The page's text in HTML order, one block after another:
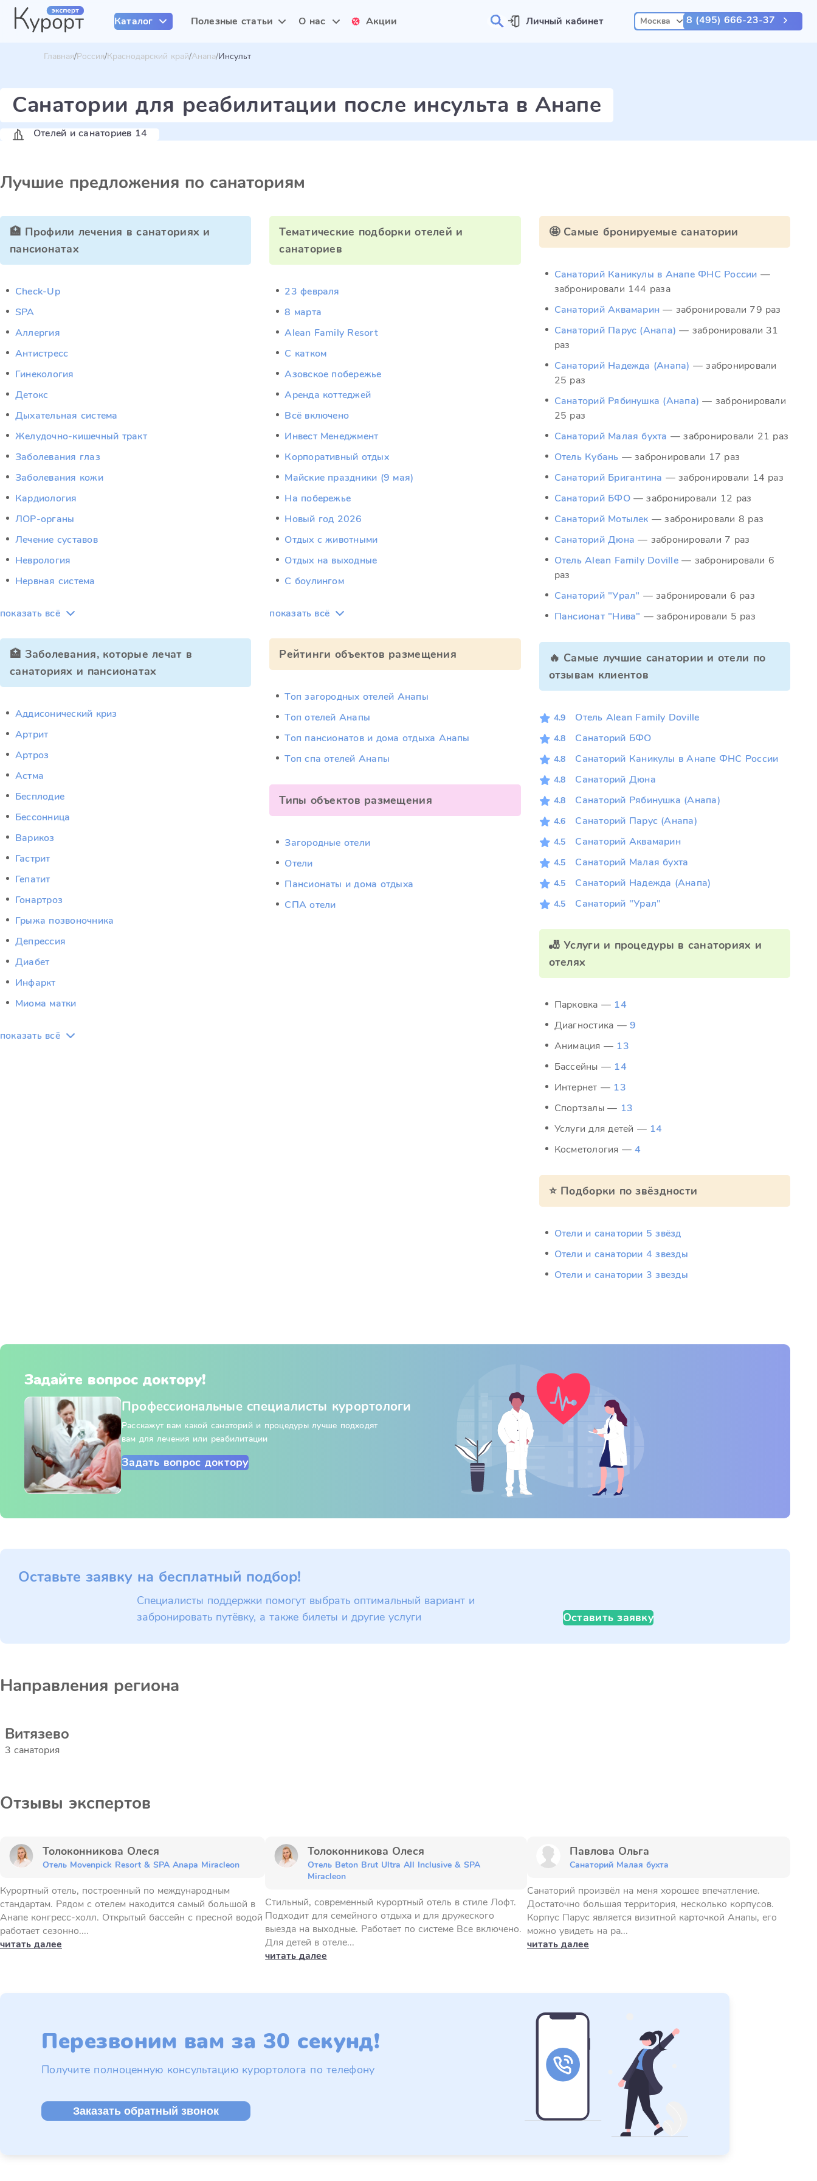
Каталог Полезные статьи О нас Акции Личный кабинет Москва 8 (495) 666-23-37
Главная Россия Краснодарский край Анапа Инсульт
Санатории для реабилитации после инсульта в Анапе
Отелей и санаториев 14
Лучшие предложения по санаториям
🏥 Профили лечения в санаториях и
пансионатах
Check-Up
SPA
Аллергия
Антистресс
Гинекология
Детокс
Дыхательная система
Желудочно-кишечный тракт
Заболевания глаз
Заболевания кожи
Кардиология
ЛОР-органы
Лечение суставов
Неврология
Нервная система
показать всё
🏥 Заболевания, которые лечат в
санаториях и пансионатах
Аддисонический криз
Артрит
Артроз
Астма
Бесплодие
Бессонница
Варикоз
Гастрит
Гепатит
Гонартроз
Грыжа позвоночника
Депрессия
Диабет
Инфаркт
Миома матки
показать всё
Тематические подборки отелей и
санаториев
23 февраля
8 марта
Alean Family Resort
C катком
Азовское побережье
Аренда коттеджей
Всё включено
Инвест Менеджмент
Корпоративный отдых
Майские праздники (9 мая)
На побережье
Новый год 2026
Отдых c животными
Отдых на выходные
С боулингом
показать всё
Рейтинги объектов размещения
Топ загородных отелей Анапы
Топ отелей Анапы
Топ пансионатов и дома отдыха Анапы
Топ спа отелей Анапы
Типы объектов размещения
Загородные отели
Отели
Пансионаты и дома отдыха
СПА отели
🤩 Самые бронируемые санатории
Санаторий Каникулы в Анапе ФНС России —
забронировали 144 раза
Санаторий Аквамарин — забронировали 79 раз
Санаторий Парус (Анапа) — забронировали 31
раз
Санаторий Надежда (Анапа) — забронировали
25 раз
Санаторий Рябинушка (Анапа) — забронировали
25 раз
Санаторий Малая бухта — забронировали 21 раз
Отель Кубань — забронировали 17 раз
Санаторий Бригантина — забронировали 14 раз
Санаторий БФО — забронировали 12 раз
Санаторий Мотылек — забронировали 8 раз
Санаторий Дюна — забронировали 7 раз
Отель Alean Family Doville — забронировали 6
раз
Санаторий "Урал" — забронировали 6 раз
Пансионат "Нива" — забронировали 5 раз
🔥 Самые лучшие санатории и отели по
отзывам клиентов
4.9 Отель Alean Family Doville
4.8 Санаторий БФО
4.8 Санаторий Каникулы в Анапе ФНС России
4.8 Санаторий Дюна
4.8 Санаторий Рябинушка (Анапа)
4.6 Санаторий Парус (Анапа)
4.5 Санаторий Аквамарин
4.5 Санаторий Малая бухта
4.5 Санаторий Надежда (Анапа)
4.5 Санаторий "Урал"
🎳 Услуги и процедуры в санаториях и
отелях
Парковка — 14
Диагностика —9
Анимация — 13
Бассейны — 14
Интернет — 13
Спортзалы — 13
Услуги для детей — 14
Косметология —4
⭐ Подборки по звёздности
Отели и санатории 5 звёзд
Отели и санатории 4 звезды
Отели и санатории 3 звезды
Задайте вопрос доктору!
Профессиональные специалисты курортологи
Расскажут вам какой санаторий и процедуры лучше подходят
вам для лечения или реабилитации
Задать вопрос доктору
Оставьте заявку на бесплатный подбор!
Специалисты поддержки помогут выбрать оптимальный вариант и
забронировать путёвку, а также билеты и другие услуги
Оставить заявку
Направления региона
Витязево
3 санатория
Отзывы экспертов
Толоконникова Олеся
Отель Movenpick Resort & SPA Anapa Miracleon
Курортный отель, построенный по международным
стандартам. Рядом с отелем находится самый большой в
Анапе конгресс-холл. Открытый бассейн с пресной водой
работает сезонно....
читать далее
Толоконникова Олеся
Отель Beton Brut Ultra All Inclusive & SPA
Miracleon
Стильный, современный курортный отель в стиле Лофт.
Подходит для семейного отдыха и для дружеского
выезда на выходные. Работает по системе Все включено.
Для детей в отеле...
читать далее
Павлова Ольга
Санаторий Малая бухта
Санаторий произвёл на меня хорошее впечатление.
Достаточно большая территория, несколько корпусов.
Корпус Парус является визитной карточкой Анапы, его
можно увидеть на ра...
читать далее
Перезвоним вам за 30 секунд!
Получите полноценную консультацию курортолога по телефону
Заказать обратный звонок